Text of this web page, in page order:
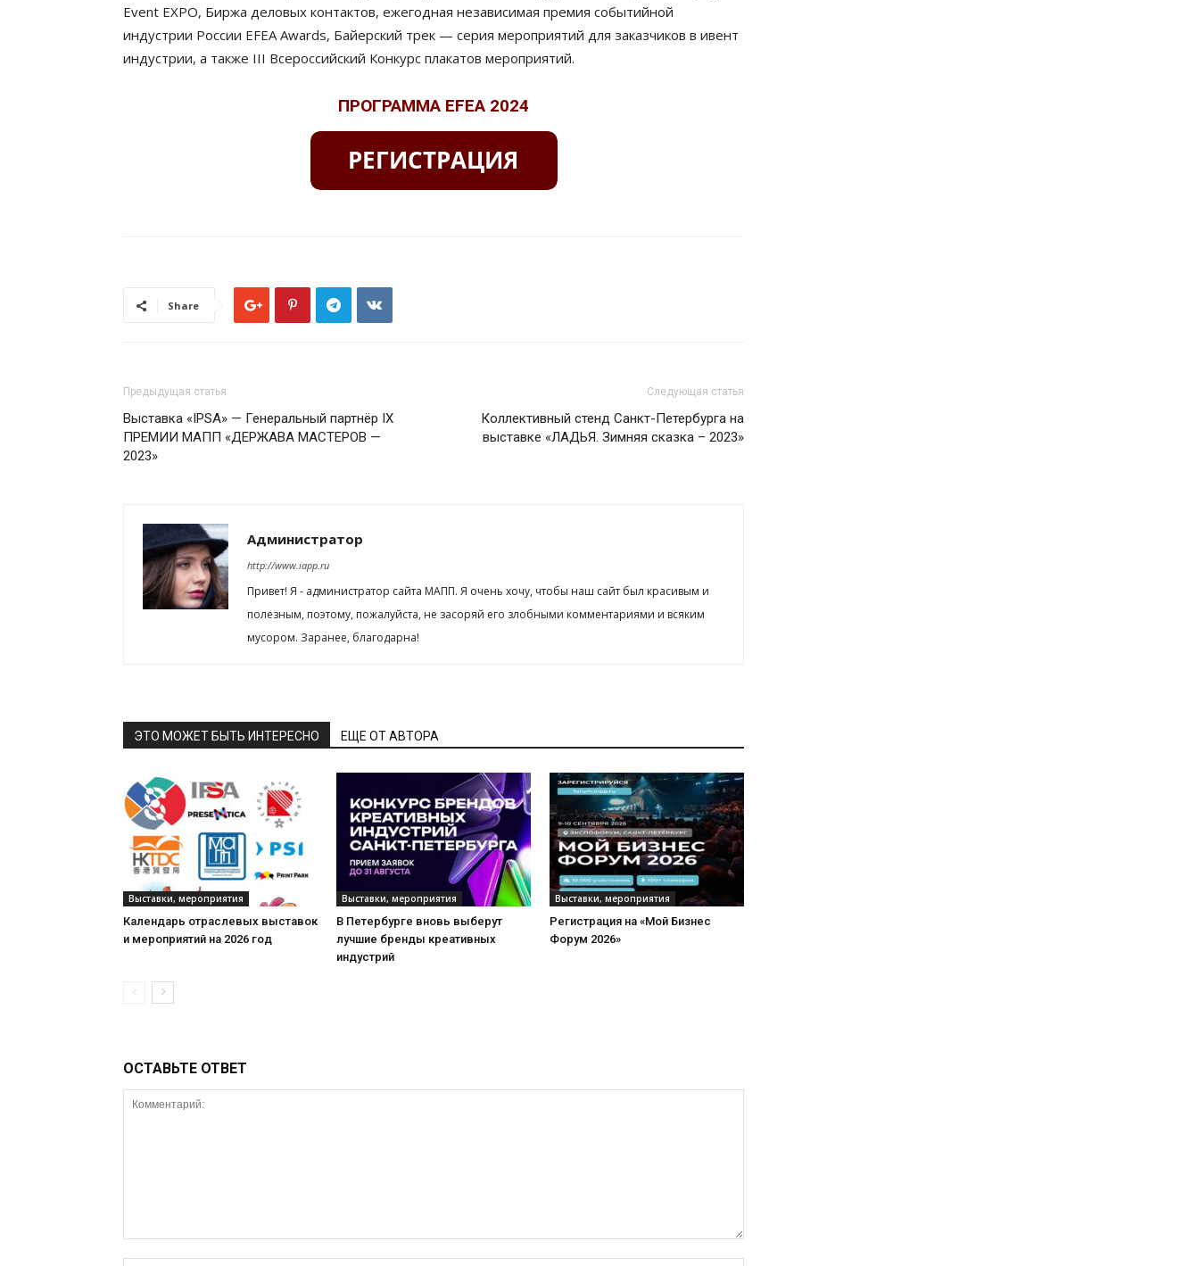
Event EXPO, Биржа деловых контактов, ежегодная независимая премия событийной
индустрии России EFEA Awards, Байерский трек — серия мероприятий для заказчиков в ивент
индустрии, а также III Всероссийский Конкурс плакатов мероприятий.
ПРОГРАММА EFEA 2024
Share
Предыдущая статья
Выставка «IPSA» — Генеральный партнёр IX
ПРЕМИИ МАПП «ДЕРЖАВА МАСТЕРОВ —
2023»
Следующая статья
Коллективный стенд Санкт-Петербурга на
выставке «ЛАДЬЯ. Зимняя сказка – 2023»
Администратор
http://www.iapp.ru
Привет! Я - администратор сайта МАПП. Я очень хочу, чтобы наш сайт был красивым и
полезным, поэтому, пожалуйста, не засоряй его злобными комментариями и всяким
мусором. Заранее, благодарна!
ЭТО МОЖЕТ БЫТЬ ИНТЕРЕСНО ЕЩЕ ОТ АВТОРА
Выставки, мероприятия
Календарь отраслевых выставок
и мероприятий на 2026 год
Выставки, мероприятия
В Петербурге вновь выберут
лучшие бренды креативных
индустрий
Выставки, мероприятия
Регистрация на «Мой Бизнес
Форум 2026»
ОСТАВЬТЕ ОТВЕТ